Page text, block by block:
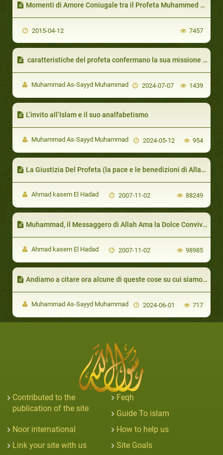
Momenti di Amore Coniugale tra il Profeta Muhammed ed ‘Aisha
2015-04-12 7457
caratteristiche del profeta confermano la sua missione profetica
Muhammad As-Sayyd Muhammad 2024-07-07 1439
L’invito all’Islam e il suo analfabetismo
Muhammad As-Sayyd Muhammad 2024-05-12 954
La Giustizia Del Profeta (la pace e le benedizioni di Allah siano su di lui) Muhammad (la pace e le benedizioni di Allah siano su di lui) Con Le Mogli
Ahmad kasem El Hadad 2007-11-02 88249
Muhammad, il Messaggero di Allah Ama la Dolce Convivenza
Ahmad kasem El Hadad 2007-11-02 98985
Andiamo a citare ora alcune di queste cose su cui siamo stati informati.
Muhammad As-Sayyd Muhammad 2024-06-01 717
Contributed to the
publication of the site
Feqh
Guide To islam
Noor international
How to help us
Link your site with us
Site Goals